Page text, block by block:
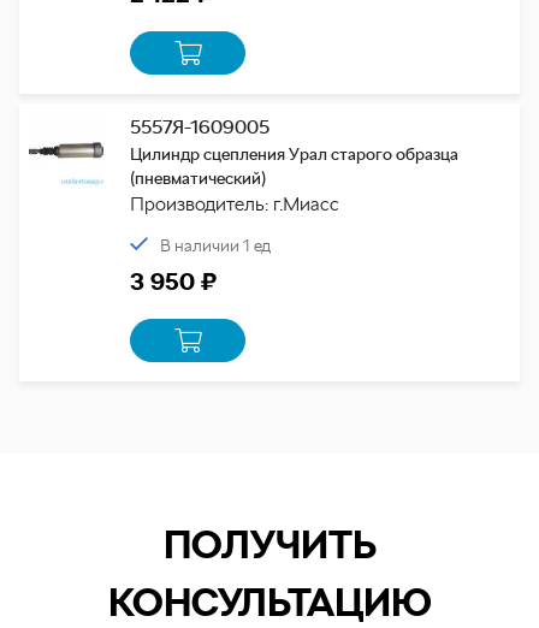
5557Я-1609005
Цилиндр сцепления Урал старого образца
(пневматический)
Производитель: г.Миасс
В наличии 1 ед
3 950 ₽
ПОЛУЧИТЬ
КОНСУЛЬТАЦИЮ